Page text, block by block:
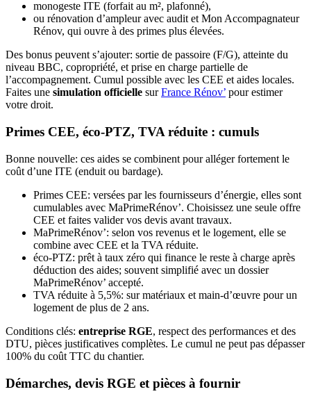
monogeste ITE (forfait au m², plafonné),
ou rénovation d’ampleur avec audit et Mon Accompagnateur
Rénov, qui ouvre à des primes plus élevées.
Des bonus peuvent s’ajouter: sortie de passoire (F/G), atteinte du
niveau BBC, copropriété, et prise en charge partielle de
l’accompagnement. Cumul possible avec les CEE et aides locales.
Faites une simulation officielle surFrance Rénov’ pour estimer
votre droit.
Primes CEE, éco-PTZ, TVA réduite : cumuls
Bonne nouvelle: ces aides se combinent pour alléger fortement le
coût d’une ITE (enduit ou bardage).
Primes CEE: versées par les fournisseurs d’énergie, elles sont
cumulables avec MaPrimeRénov’. Choisissez une seule offre
CEE et faites valider vos devis avant travaux.
MaPrimeRénov’: selon vos revenus et le logement, elle se
combine avec CEE et la TVA réduite.
éco‑PTZ: prêt à taux zéro qui finance le reste à charge après
déduction des aides; souvent simplifié avec un dossier
MaPrimeRénov’ accepté.
TVA réduite à 5,5%: sur matériaux et main-d’œuvre pour un
logement de plus de 2 ans.
Conditions clés: entreprise RGE, respect des performances et des
DTU, pièces justificatives complètes. Le cumul ne peut pas dépasser
100% du coût TTC du chantier.
Démarches, devis RGE et pièces à fournir